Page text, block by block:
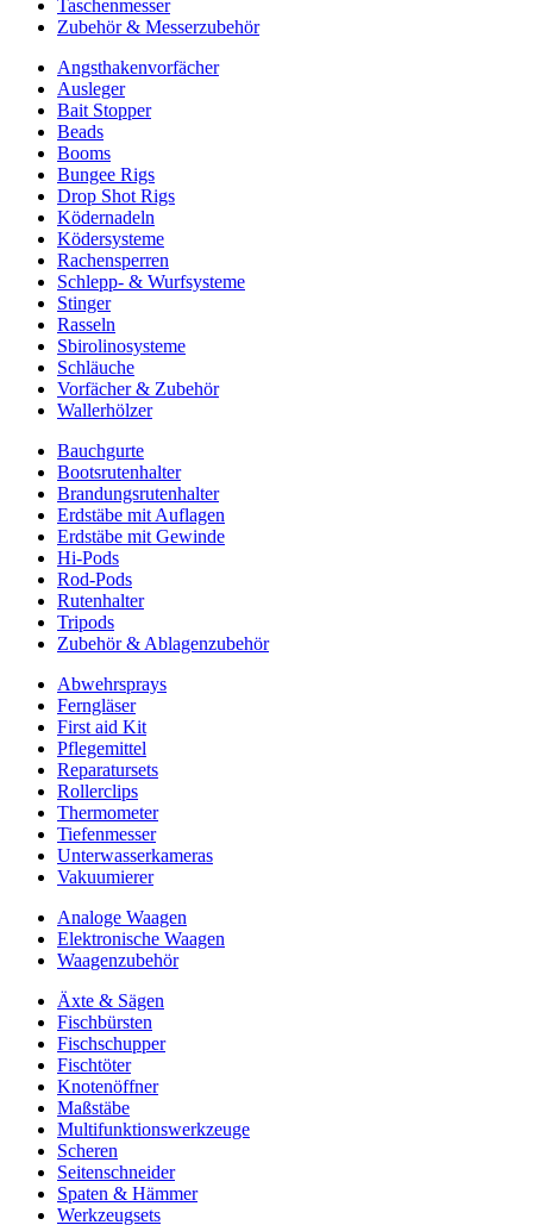
Taschenmesser
Zubehör & Messerzubehör
Angsthakenvorfächer
Ausleger
Bait Stopper
Beads
Booms
Bungee Rigs
Drop Shot Rigs
Ködernadeln
Ködersysteme
Rachensperren
Schlepp- & Wurfsysteme
Stinger
Rasseln
Sbirolinosysteme
Schläuche
Vorfächer & Zubehör
Wallerhölzer
Bauchgurte
Bootsrutenhalter
Brandungsrutenhalter
Erdstäbe mit Auflagen
Erdstäbe mit Gewinde
Hi-Pods
Rod-Pods
Rutenhalter
Tripods
Zubehör & Ablagenzubehör
Abwehrsprays
Ferngläser
First aid Kit
Pflegemittel
Reparatursets
Rollerclips
Thermometer
Tiefenmesser
Unterwasserkameras
Vakuumierer
Analoge Waagen
Elektronische Waagen
Waagenzubehör
Äxte & Sägen
Fischbürsten
Fischschupper
Fischtöter
Knotenöffner
Maßstäbe
Multifunktionswerkzeuge
Scheren
Seitenschneider
Spaten & Hämmer
Werkzeugsets